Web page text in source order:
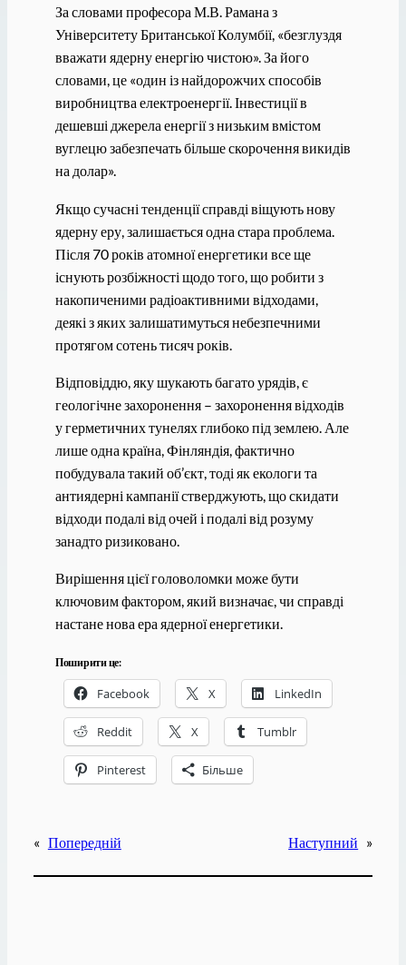
За словами професора М.В. Рамана з
Університету Британської Колумбії, «безглуздя
вважати ядерну енергію чистою». За його
словами, це «один із найдорожчих способів
виробництва електроенергії. Інвестиції в
дешевші джерела енергії з низьким вмістом
вуглецю забезпечать більше скорочення викидів
на долар».
Якщо сучасні тенденції справді віщують нову
ядерну еру, залишається одна стара проблема.
Після 70 років атомної енергетики все ще
існують розбіжності щодо того, що робити з
накопиченими радіоактивними відходами,
деякі з яких залишатимуться небезпечними
протягом сотень тисяч років.
Відповіддю, яку шукають багато урядів, є
геологічне захоронення – захоронення відходів
у герметичних тунелях глибоко під землею. Але
лише одна країна, Фінляндія, фактично
побудувала такий об’єкт, тоді як екологи та
антиядерні кампанії стверджують, що скидати
відходи подалі від очей і подалі від розуму
занадто ризиковано.
Вирішення цієї головоломки може бути
ключовим фактором, який визначає, чи справді
настане нова ера ядерної енергетики.
Поширити це:
Facebook X LinkedIn
Reddit X Tumblr
Pinterest Більше
« Попередній Наступний »